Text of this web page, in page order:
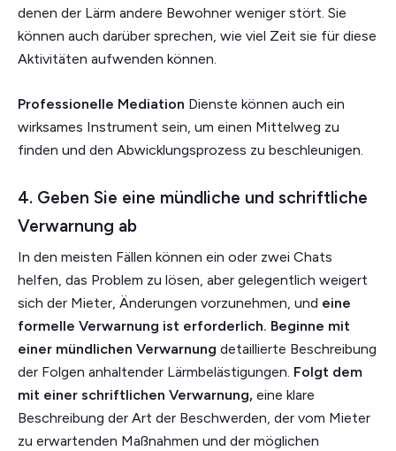
denen der Lärm andere Bewohner weniger stört. Sie
können auch darüber sprechen, wie viel Zeit sie für diese
Aktivitäten aufwenden können.
Professionelle Mediation Dienste können auch ein
wirksames Instrument sein, um einen Mittelweg zu
finden und den Abwicklungsprozess zu beschleunigen.
4. Geben Sie eine mündliche und schriftliche
Verwarnung ab
In den meisten Fällen können ein oder zwei Chats
helfen, das Problem zu lösen, aber gelegentlich weigert
sich der Mieter, Änderungen vorzunehmen, und eine
formelle Verwarnung ist erforderlich. Beginne mit
einer mündlichen Verwarnung detaillierte Beschreibung
der Folgen anhaltender Lärmbelästigungen. Folgt dem
mit einer schriftlichen Verwarnung, eine klare
Beschreibung der Art der Beschwerden, der vom Mieter
zu erwartenden Maßnahmen und der möglichen